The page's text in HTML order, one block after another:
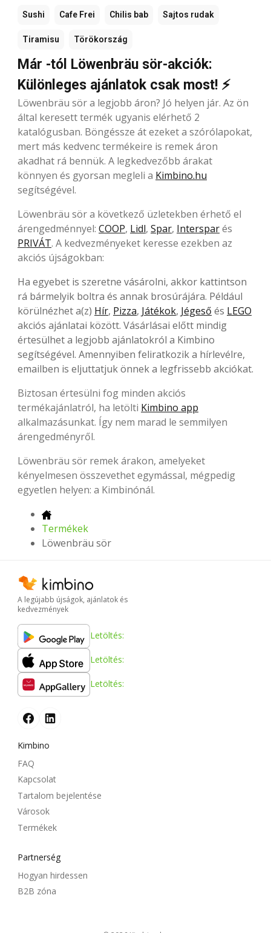
Sushi Cafe Frei Chilis bab Sajtos rudak
Tiramisu Törökország
Már -tól Löwenbräu sör-akciók:
Különleges ajánlatok csak most! ⚡
Löwenbräu sör a legjobb áron? Jó helyen jár. Az ön
által keresett termék ugyanis elérhető 2
katalógusban. Böngéssze át ezeket a szórólapokat,
mert más kedvenc termékeire is remek áron
akadhat rá bennük. A legkedvezőbb árakat
könnyen és gyorsan megleli a Kimbino.hu
segítségével.
Löwenbräu sör a következő üzletekben érhető el
árengedménnyel: COOP, Lidl, Spar, Intersparés
PRIVÁT. A kedvezményeket keresse ezekben az
akciós újságokban:
Ha egyebet is szeretne vásárolni, akkor kattintson
rá bármelyik boltra és annak brosúrájára. Például
körülnézhet a(z) Hír, Pizza, Játékok, Jégeső és LEGO
akciós ajánlatai között. Vásárlásai előtt mindig
értesülhet a legjobb ajánlatokról a Kimbino
segítségével. Amennyiben feliratkozik a hírlevélre,
emailben is eljuttatjuk önnek a legfrissebb akciókat.
Biztosan értesülni fog minden akciós
termékajánlatról, ha letölti Kimbino app
alkalmazásunkat. Így nem marad le semmilyen
árengedményről.
Löwenbräu sör remek árakon, amelyeket
kényelmesen összevethet egymással, mégpedig
egyetlen helyen: a Kimbinónál.
Termékek
Löwenbräu sör
A legújabb újságok, ajánlatok és
kedvezmények
Letöltés:
Letöltés:
Letöltés:
Kimbino
FAQ
Kapcsolat
Tartalom bejelentése
Városok
Termékek
Partnerség
Hogyan hirdessen
B2B zóna